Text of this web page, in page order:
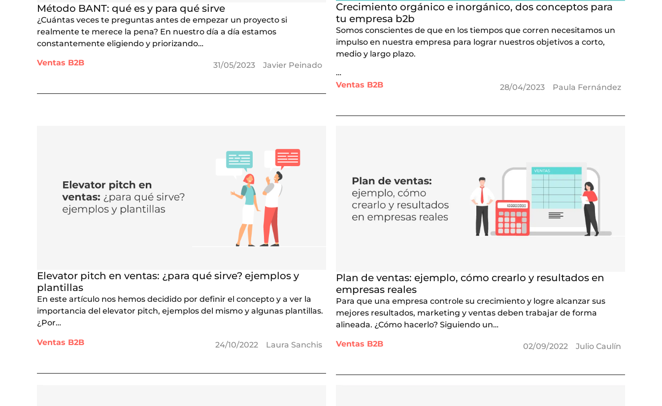
Método BANT: qué es y para qué sirve
¿Cuántas veces te preguntas antes de empezar un proyecto si
realmente te merece la pena? En nuestro día a día estamos
constantemente eligiendo y priorizando…
Ventas B2B 31/05/2023 Javier Peinado
Crecimiento orgánico e inorgánico, dos conceptos para
tu empresa b2b
Somos conscientes de que en los tiempos que corren necesitamos un
impulso en nuestra empresa para lograr nuestros objetivos a corto,
medio y largo plazo.
…
Ventas B2B
28/04/2023 Paula Fernández
Elevator pitch en ventas: ¿para qué sirve? ejemplos y
plantillas
En este artículo nos hemos decidido por definir el concepto y a ver la
importancia del elevator pitch, ejemplos del mismo y algunas plantillas.
¿Por…
Ventas B2B 24/10/2022 Laura Sanchis
Plan de ventas: ejemplo, cómo crearlo y resultados en
empresas reales
Para que una empresa controle su crecimiento y logre alcanzar sus
mejores resultados, marketing y ventas deben trabajar de forma
alineada. ¿Cómo hacerlo? Siguiendo un…
Ventas B2B 02/09/2022 Julio Caulín